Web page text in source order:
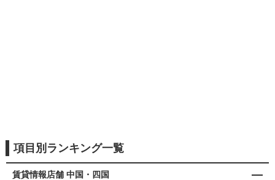
項目別ランキング一覧
賃貸情報店舗 中国・四国